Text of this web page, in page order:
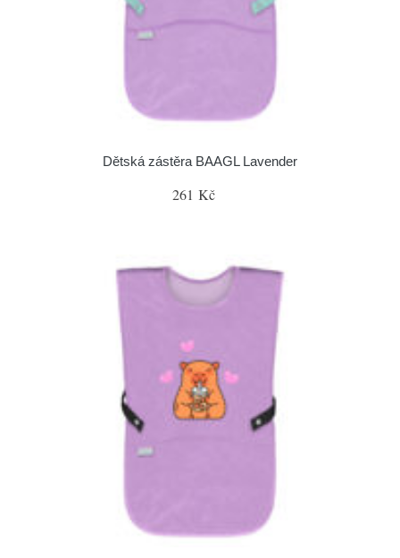
Dětská zástěra BAAGL Lavender
261 Kč